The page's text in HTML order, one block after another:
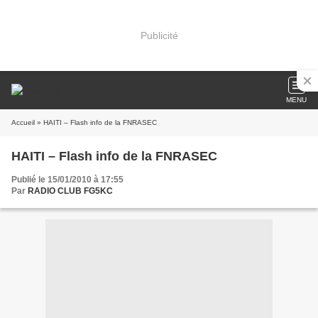
Publicité
MENU
Accueil » HAITI – Flash info de la FNRASEC
HAITI – Flash info de la FNRASEC
Publié le 15/01/2010 à 17:55
Par RADIO CLUB FG5KC